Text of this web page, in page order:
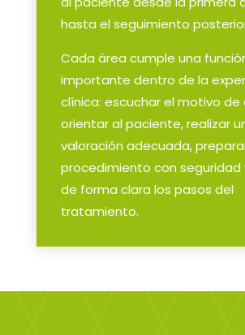
hasta el seguimiento
Cada área cumple una
importante dentro de la
clínica: escuchar el motivo de
orientar al paciente, realizar
valoración adecuada,
procedimiento con seguridad
de forma clara los pasos del
tratamiento.